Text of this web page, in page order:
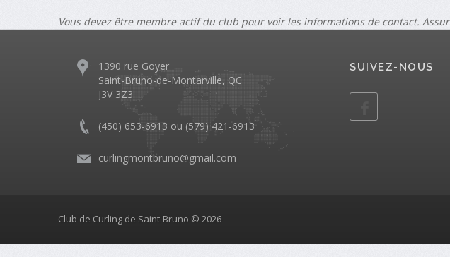
Vous devez être membre actif du club pour voir les informations de contact.
1390 rue Goyer
Saint-Bruno-de-Montarville, QC
J3V 3Z3
(450) 653-6913 ou (579) 421-6913
curlingmontbruno@gmail.com
SUIVEZ-NOUS
Club de Curling de Saint-Bruno © 2026